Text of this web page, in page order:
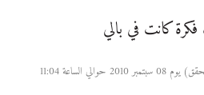
كانت في بالي